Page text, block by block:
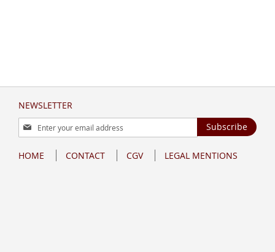
NEWSLETTER
Sign
Up
Our
Subscribe
HOME CONTACT CGV LEGAL MENTIONS